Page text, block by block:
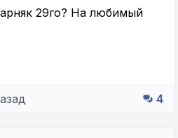
29го? На любимый
4